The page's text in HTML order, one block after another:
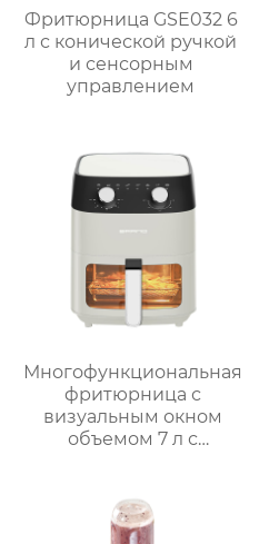
Фритюрница GSE032 6
л с конической ручкой
и сенсорным
управлением
Многофункциональная
фритюрница с
визуальным окном
объемом 7 л с
– серия GSE038